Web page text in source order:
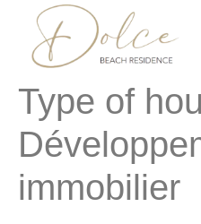
principal
Type of
immobilier